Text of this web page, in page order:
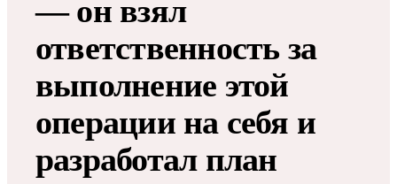
— он взял
ответственность за
выполнение этой
операции на себя и
разработал план